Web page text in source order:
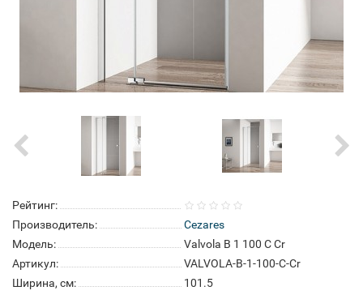
Рейтинг:
Производитель:
Cezares
Модель:
Valvola B 1 100 C Cr
Артикул:
VALVOLA-B-1-100-C-Cr
Ширина, см:
101.5